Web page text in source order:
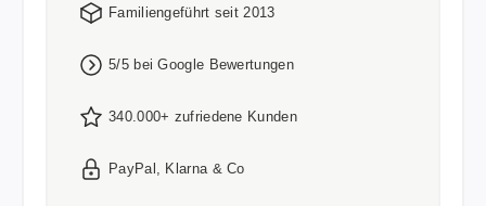
Familiengeführt seit 2013
5/5 bei Google Bewertungen
340.000+ zufriedene Kunden
PayPal, Klarna & Co